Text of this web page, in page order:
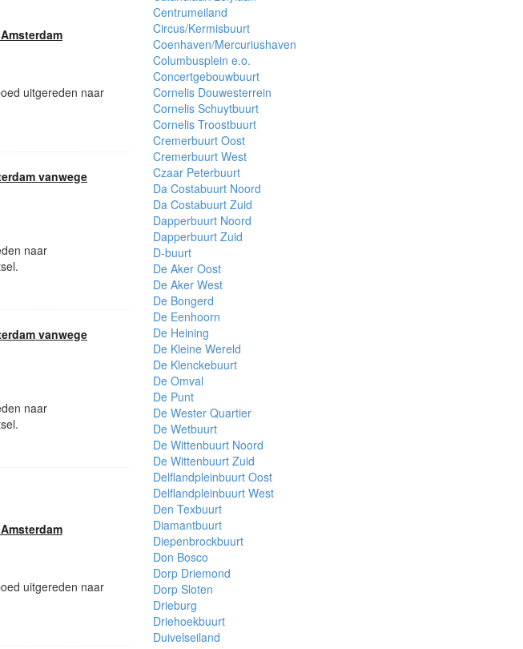
uitgereden naar
vanwege
naar
vanwege
naar
uitgereden naar
Centrumeiland
Circus/Kermisbuurt
Coenhaven/Mercuriushaven
Columbusplein e.o.
Concertgebouwbuurt
Cornelis Douwesterrein
Cornelis Schuytbuurt
Cornelis Troostbuurt
Cremerbuurt Oost
Cremerbuurt West
Czaar Peterbuurt
Da Costabuurt Noord
Da Costabuurt Zuid
Dapperbuurt Noord
Dapperbuurt Zuid
D-buurt
De Aker Oost
De Aker West
De Bongerd
De Eenhoorn
De Heining
De Kleine Wereld
De Klenckebuurt
De Omval
De Punt
De Wester Quartier
De Wetbuurt
De Wittenbuurt Noord
De Wittenbuurt Zuid
Delflandpleinbuurt Oost
Delflandpleinbuurt West
Den Texbuurt
Diamantbuurt
Diepenbrockbuurt
Don Bosco
Dorp Driemond
Dorp Sloten
Drieburg
Driehoekbuurt
Duivelseiland